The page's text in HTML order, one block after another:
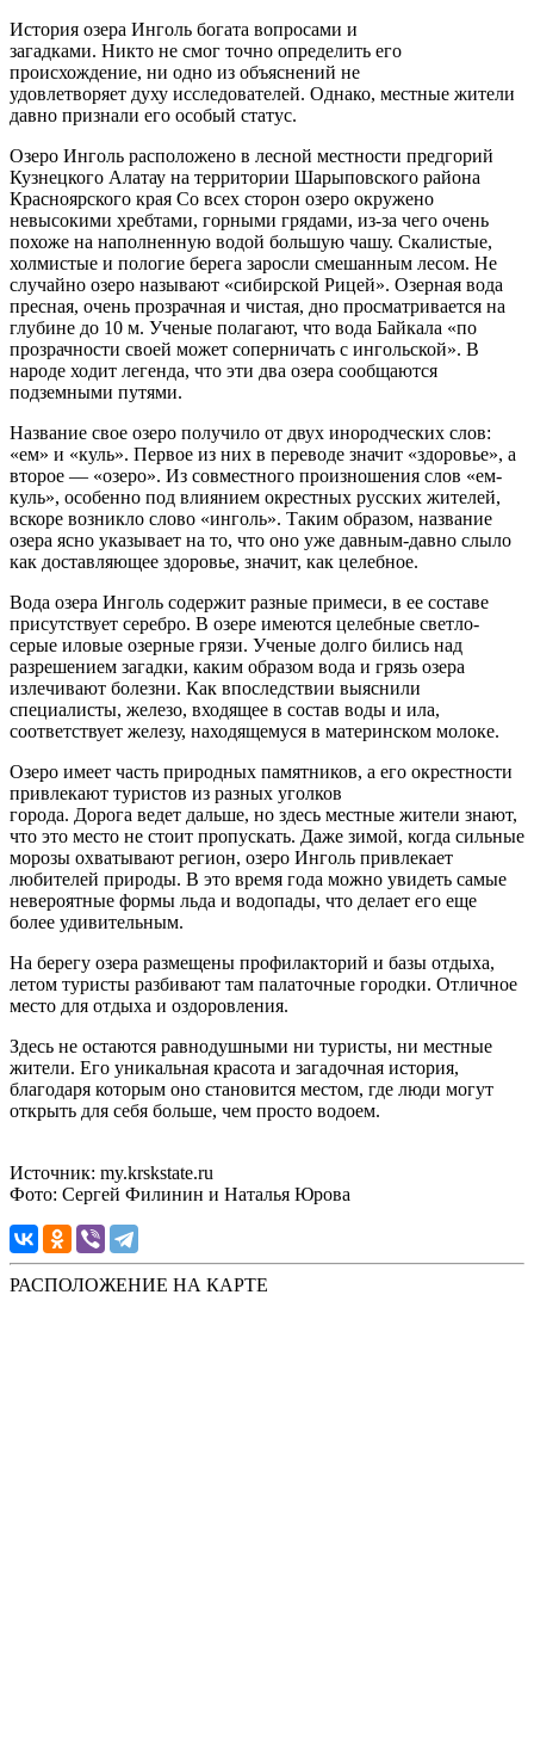
История озера Инголь богата вопросами и
загадками. Никто не смог точно определить его
происхождение, ни одно из объяснений не
удовлетворяет духу исследователей. Однако, местные жители
давно признали его особый статус.
Озеро Инголь расположено в лесной местности предгорий
Кузнецкого Алатау на территории Шарыповского района
Красноярского края Со всех сторон озеро окружено
невысокими хребтами, горными грядами, из-за чего очень
похоже на наполненную водой большую чашу. Скалистые,
холмистые и пологие берега заросли смешанным лесом. Не
случайно озеро называют «сибирской Рицей». Озерная вода
пресная, очень прозрачная и чистая, дно просматривается на
глубине до 10 м. Ученые полагают, что вода Байкала «по
прозрачности своей может соперничать с ингольской». В
народе ходит легенда, что эти два озера сообщаются
подземными путями.
Название свое озеро получило от двух инородческих слов:
«ем» и «куль». Первое из них в переводе значит «здоровье», а
второе — «озеро». Из совместного произношения слов «ем-
куль», особенно под влиянием окрестных русских жителей,
вскоре возникло слово «инголь». Таким образом, название
озера ясно указывает на то, что оно уже давным-давно слыло
как доставляющее здоровье, значит, как целебное.
Вода озера Инголь содержит разные примеси, в ее составе
присутствует серебро. В озере имеются целебные светло-
серые иловые озерные грязи. Ученые долго бились над
разрешением загадки, каким образом вода и грязь озера
излечивают болезни. Как впоследствии выяснили
специалисты, железо, входящее в состав воды и ила,
соответствует железу, находящемуся в материнском молоке.
Озеро имеет часть природных памятников, а его окрестности
привлекают туристов из разных уголков
города. Дорога ведет дальше, но здесь местные жители знают,
что это место не стоит пропускать. Даже зимой, когда сильные
морозы охватывают регион, озеро Инголь привлекает
любителей природы. В это время года можно увидеть самые
невероятные формы льда и водопады, что делает его еще
более удивительным.
На берегу озера размещены профилакторий и базы отдыха,
летом туристы разбивают там палаточные городки. Отличное
место для отдыха и оздоровления.
Здесь не остаются равнодушными ни туристы, ни местные
жители. Его уникальная красота и загадочная история,
благодаря которым оно становится местом, где люди могут
открыть для себя больше, чем просто водоем.
Источник: my.krskstate.ru
Фото: Сергей Филинин и Наталья Юрова
РАСПОЛОЖЕНИЕ НА КАРТЕ